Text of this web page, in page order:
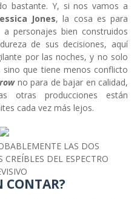
bastante. Y, si nos vamos a
Jones, la cosa es para
personajes bien construidos
de sus decisiones, aquí
por las noches, y no solo
que tiene menos conflicto
no para de bajar en calidad,
otras producciones están
cada vez más lejos.
LAS DOS
CREÍBLES DEL ESPECTRO
CONTAR?